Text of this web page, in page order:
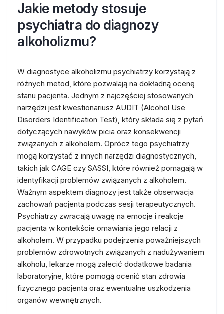
Jakie metody stosuje
psychiatra do diagnozy
alkoholizmu?
W diagnostyce alkoholizmu psychiatrzy korzystają z
różnych metod, które pozwalają na dokładną ocenę
stanu pacjenta. Jednym z najczęściej stosowanych
narzędzi jest kwestionariusz AUDIT (Alcohol Use
Disorders Identification Test), który składa się z pytań
dotyczących nawyków picia oraz konsekwencji
związanych z alkoholem. Oprócz tego psychiatrzy
mogą korzystać z innych narzędzi diagnostycznych,
takich jak CAGE czy SASSI, które również pomagają w
identyfikacji problemów związanych z alkoholem.
Ważnym aspektem diagnozy jest także obserwacja
zachowań pacjenta podczas sesji terapeutycznych.
Psychiatrzy zwracają uwagę na emocje i reakcje
pacjenta w kontekście omawiania jego relacji z
alkoholem. W przypadku podejrzenia poważniejszych
problemów zdrowotnych związanych z nadużywaniem
alkoholu, lekarze mogą zalecić dodatkowe badania
laboratoryjne, które pomogą ocenić stan zdrowia
fizycznego pacjenta oraz ewentualne uszkodzenia
organów wewnętrznych.